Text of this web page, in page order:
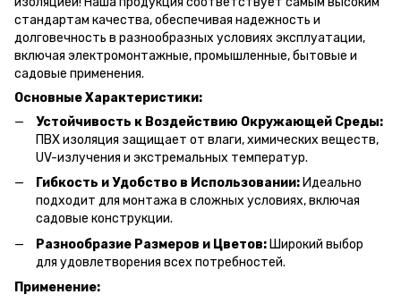
стандартам качества, обеспечивая надежность и
долговечность в разнообразных условиях эксплуатации,
включая электромонтажные, промышленные, бытовые и
садовые применения.
Основные Характеристики:
Устойчивость к Воздействию Окружающей Среды:
ПВХ изоляция защищает от влаги, химических веществ,
UV-излучения и экстремальных температур.
Гибкость и Удобство в Использовании: Идеально
подходит для монтажа в сложных условиях, включая
садовые конструкции.
Разнообразие Размеров и Цветов: Широкий выбор
для удовлетворения всех потребностей.
Применение: